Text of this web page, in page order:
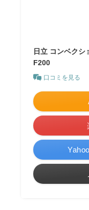
日立 コンベクシ
F200
口コミを見る